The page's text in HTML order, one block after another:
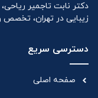
دکتر نابت تاجمیر
زیبایی در تهران،
دسترسی سریع
صفحه اصلی